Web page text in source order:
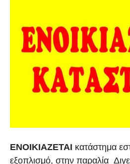
ΕΝΟΙΚΙΑΖΕΤΑΙ κατάστημα
εξοπλισμό, στην παραλία